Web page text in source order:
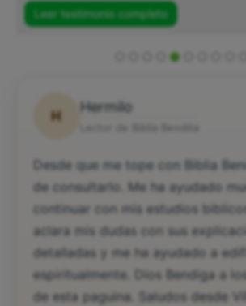
Leer testimonio completo
H
Hermilo
Desde que me tope con Biblia
de consultarlo. Me ha ayudado
continuar con mis estudios
aclara mis dudas con sus
detalladas y me ha ayudado a
espiritualmente. Dios Bendiga a
de esta paguina. Saludos desde